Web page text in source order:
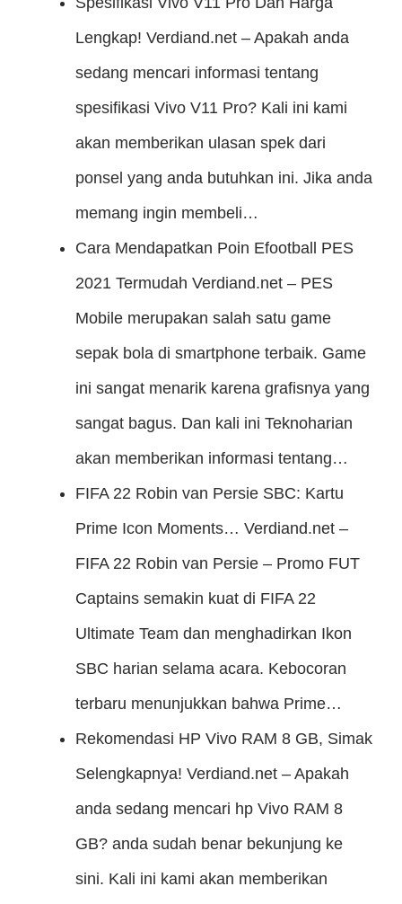
Lengkap! Verdiand.net – Apakah anda
sedang mencari informasi tentang
spesifikasi Vivo V11 Pro? Kali ini kami
akan memberikan ulasan spek dari
ponsel yang anda butuhkan ini. Jika anda
memang ingin membeli…
Cara Mendapatkan Poin Efootball PES
2021 Termudah Verdiand.net – PES
Mobile merupakan salah satu game
sepak bola di smartphone terbaik. Game
ini sangat menarik karena grafisnya yang
sangat bagus. Dan kali ini Teknoharian
akan memberikan informasi tentang…
FIFA 22 Robin van Persie SBC: Kartu
Prime Icon Moments… Verdiand.net –
FIFA 22 Robin van Persie – Promo FUT
Captains semakin kuat di FIFA 22
Ultimate Team dan menghadirkan Ikon
SBC harian selama acara. Kebocoran
terbaru menunjukkan bahwa Prime…
Rekomendasi HP Vivo RAM 8 GB, Simak
Selengkapnya! Verdiand.net – Apakah
anda sedang mencari hp Vivo RAM 8
GB? anda sudah benar bekunjung ke
sini. Kali ini kami akan memberikan